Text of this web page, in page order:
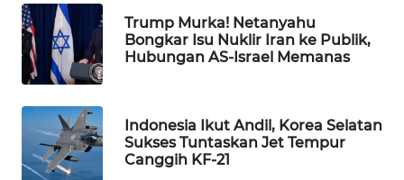
Trump Murka! Netanyahu
Bongkar Isu Nuklir Iran ke Publik,
Hubungan AS-Israel Memanas
Indonesia Ikut Andil, Korea Selatan
Sukses Tuntaskan Jet Tempur
Canggih KF-21
PLN
WATCH
MKLI
LPKKI